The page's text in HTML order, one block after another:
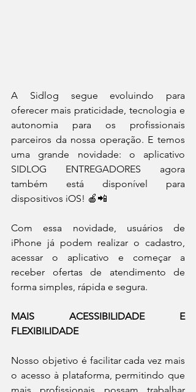
A Sidlog segue evoluindo para
oferecer mais praticidade, tecnologia e
autonomia para os profissionais
parceiros da nossa operação. E temos
uma grande novidade: o aplicativo
SIDLOG ENTREGADORES agora
também está disponível para
dispositivos iOS! 🍎📲
Com essa novidade, usuários de
iPhone já podem realizar o cadastro,
acessar o aplicativo e começar a
receber ofertas de atendimento de
forma simples, rápida e segura.
MAIS ACESSIBILIDADE E
FLEXIBILIDADE
Nosso objetivo é facilitar cada vez mais
o acesso à plataforma, permitindo que